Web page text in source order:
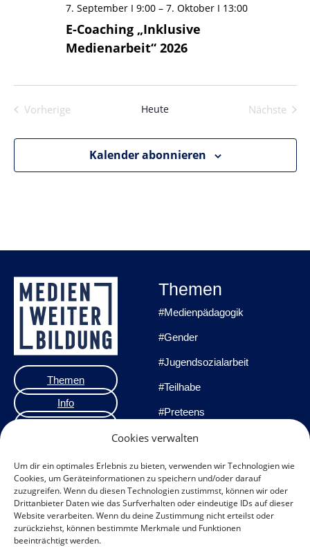
Cookies verwalten
Um dir ein optimales Erlebnis zu bieten, verwenden wir Technologien wie
Cookies, um Geräteinformationen zu speichern und/oder darauf
zuzugreifen. Wenn du diesen Technologien zustimmst, können wir oder
Drittanbieter Daten wie das Surfverhalten oder eindeutige IDs auf dieser
Website verarbeiten. Wenn du deine Zustimmung nicht erteilst oder
zurückziehst, können bestimmte Merkmale und Funktionen
beeinträchtigt werden.
E-Coaching „Inklusive
Medienarbeit“ 2026
7. September I 9:00– 7. Oktober I 13:00
Vorherige
Heute
Nächste
Kalender abonnieren
Themen
Info
Impressum
Datenschutzerklärung
Datenschutz
Themen
#Medienpädagogik
#Gender
#Jugendsozialarbeit
#Teilhabe
#Preteens
#Praxisprojekte
#Methoden